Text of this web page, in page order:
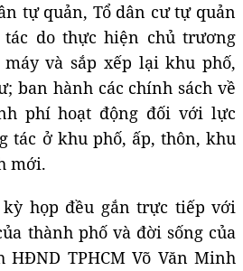
tự quản, Tổ dân cư tự quản
do thực hiện chủ trương
và sắp xếp lại khu phố,
ban hành các chính sách về
phí hoạt động đối với lực
tác ở khu phố, ấp, thôn, khu
mới.
họp đều gắn trực tiếp với
thành phố và đời sống của
TPHCM Võ Văn Minh